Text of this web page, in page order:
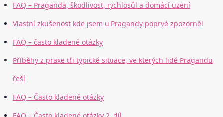
FAQ – Praganda, škodlivost, rychlosůl a domácí uzení
Vlastní zkušenost kde jsem u Pragandy poprvé zpozorněl
FAQ – často kladené otázky
Příběhy z praxe tři typické situace, ve kterých lidé Pragandu
řeší
FAQ – Často kladené otázky